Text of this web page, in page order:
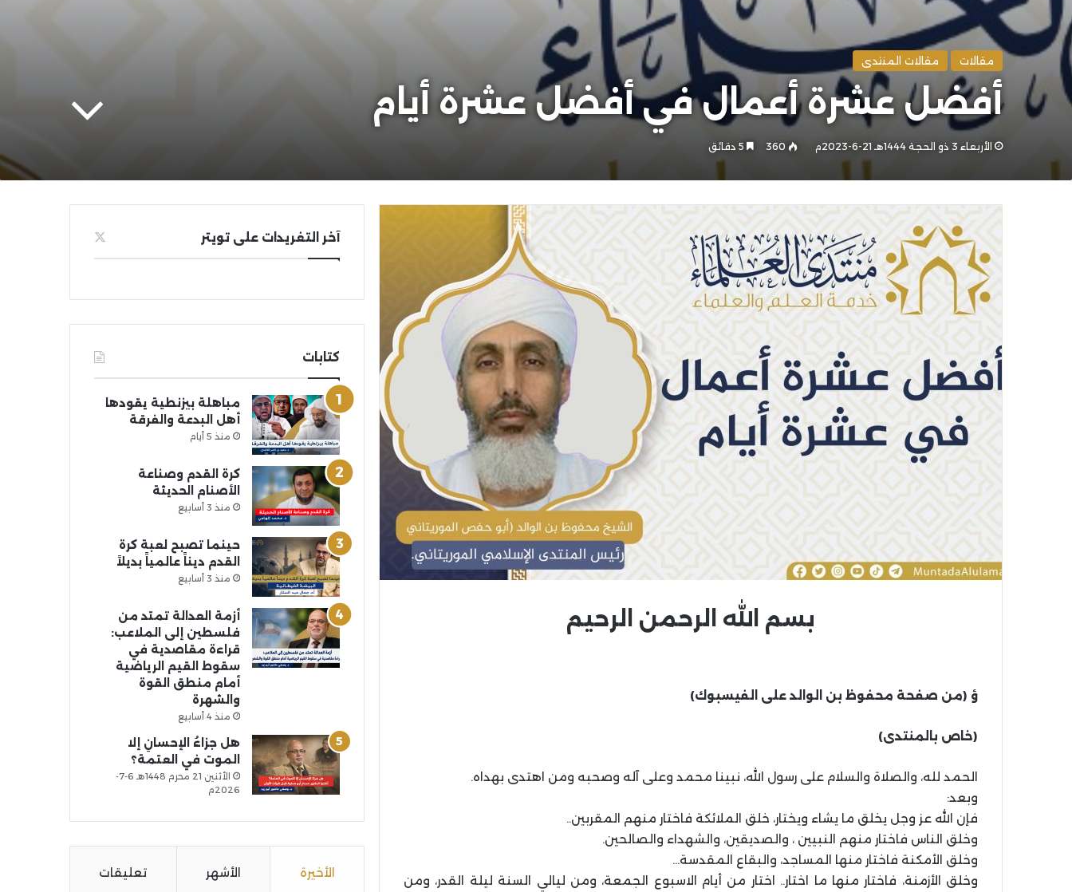
مقالات مقالات المنتدى
أفضل عشرة أعمال في أفضل عشرة أيام
الأربعاء 3 ذو الحجة 1444هـ 21-6-2023م 360
بسم الله الرحمن الرحيم
ؤ (من صفحة محفوظ بن الوالد على الفيسبوك)
(خاص بالمنتدى)
الحمد لله، والصلاة والسلام على رسول الله، نبينا محمد وعلى آله وصحبه ومن اهتدى بهداه.
وبعد:
فإن الله عز وجل يخلق ما يشاء ويختار، خلق الملائكة فاختار منهم المقربين..
وخلق الناس فاختار منهم النبيين ، والصديقين، والشهداء والصالحين.
وخلق الأمكنة فاختار منها المساجد، والبقاع المقدسة…
وخلق الأزمنة، فاختار منها ما اختار.. اختار من أيام الاسبوع الجمعة، ومن ليالي السنة ليلة القدر، ومن
آخر التغريدات على تويتر
كتابات
مباهلة بيزنطية يقودها
أهل البدعة والفرقة
منذ 5 أيام
كرة القدم وصناعة
الأصنام الحديثة
منذ 3 أسابيع
حينما تصبح لعبة كرة
القدم ديناً عالمياً بديلاً
منذ 3 أسابيع
أزمة العدالة تمتد من
فلسطين إلى الملاعب:
قراءة مقاصدية في
سقوط القيم الرياضية
أمام منطق القوة
والشهرة
منذ 4 أسابيع
هل جزاءُ الإحسانِ إلا
الموت في العتمة؟
الأثنين 21 محرم 1448هـ 6-7-
2026م
الأخيرة الأشهر تعليقات